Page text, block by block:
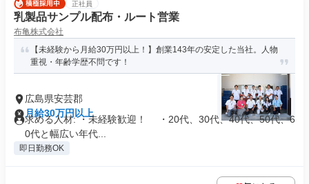
正社員
乳製品サンプル配布・ルート営業
布亀株式会社
【未経験から月給30万円以上！】創業143年の安定した当社。人物
重視・年齢学歴不問です！
広島県安芸郡
月給30万円以上
求める人材: ・未経験歓迎！ ・20代、30代、40代、50代、6
0代と幅広い年代...
即日勤務OK